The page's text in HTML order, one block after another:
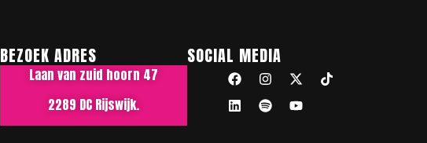
BEZOEK ADRES
Laan van zuid hoorn 47
2289 DC Rijswijk.
SOCIAL MEDIA